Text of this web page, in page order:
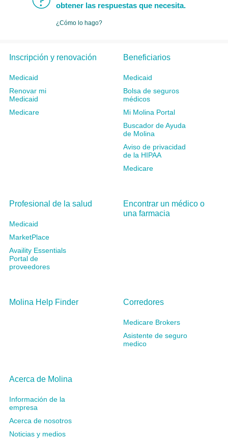
obtener las respuestas que necesita.
¿Cómo lo hago?
Inscripción y renovación
Medicaid
Renovar mi
Medicaid
Medicare
Beneficiarios
Medicaid
Bolsa de seguros
médicos
Mi Molina Portal
Buscador de Ayuda
de Molina
Aviso de privacidad
de la HIPAA
Medicare
Profesional de la salud
Medicaid
MarketPlace
Availity Essentials
Portal de
proveedores
Encontrar un médico o
una farmacia
Molina Help Finder Corredores
Medicare Brokers
Asistente de seguro
medico
Acerca de Molina
Información de la
empresa
Acerca de nosotros
Noticias y medios